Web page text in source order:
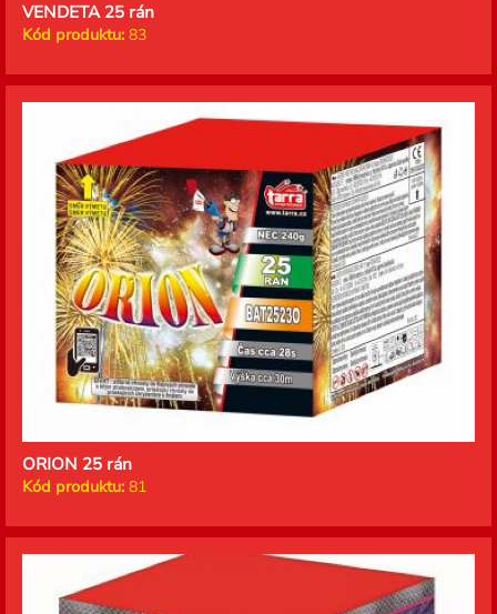
VENDETA 25 rán
Kód produktu: 83
ORION 25 rán
Kód produktu: 81